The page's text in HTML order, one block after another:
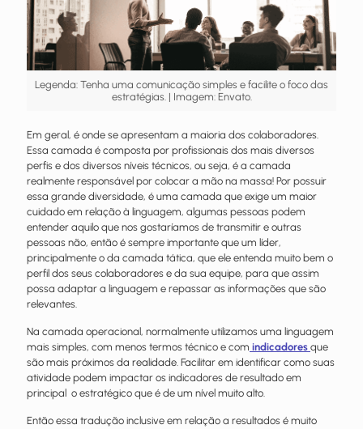
Legenda: Tenha uma comunicação simples e facilite o foco das
estratégias. | Imagem: Envato.
Em geral, é onde se apresentam a maioria dos colaboradores.
Essa camada é composta por profissionais dos mais diversos
perfis e dos diversos níveis técnicos, ou seja, é a camada
realmente responsável por colocar a mão na massa! Por possuir
essa grande diversidade, é uma camada que exige um maior
cuidado em relação à linguagem, algumas pessoas podem
entender aquilo que nos gostaríamos de transmitir e outras
pessoas não, então é sempre importante que um líder,
principalmente o da camada tática, que ele entenda muito bem o
perfil dos seus colaboradores e da sua equipe, para que assim
possa adaptar a linguagem e repassar as informações que são
relevantes.
Na camada operacional, normalmente utilizamos uma linguagem
mais simples, com menos termos técnico e com indicadores que
são mais próximos da realidade. Facilitar em identificar como suas
atividade podem impactar os indicadores de resultado em
principal o estratégico que é de um nível muito alto.
Então essa tradução inclusive em relação a resultados é muito